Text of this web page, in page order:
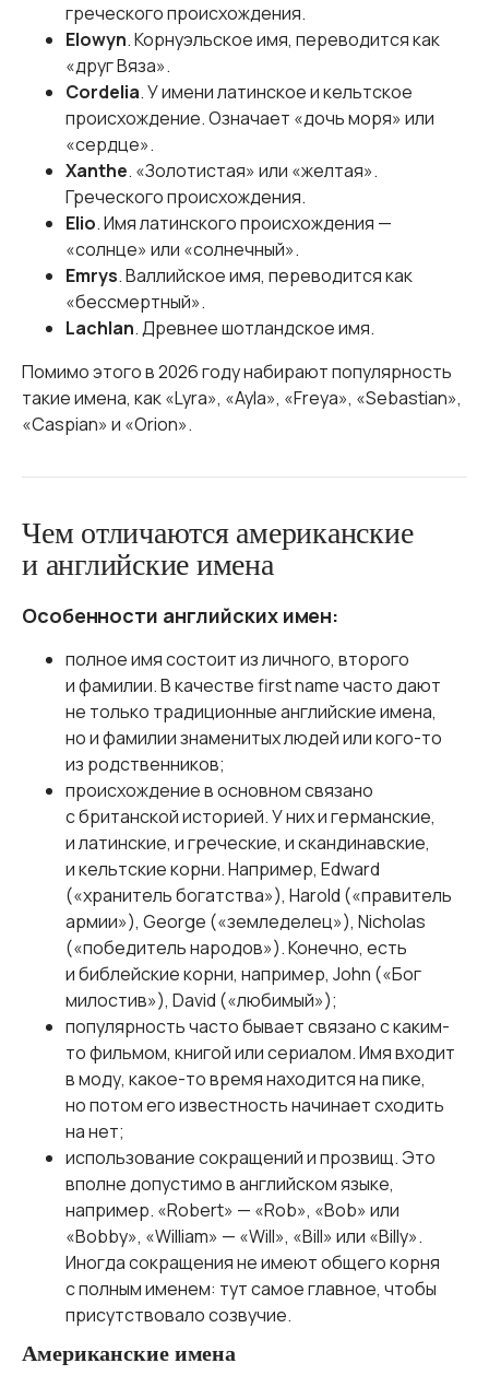
греческого происхождения.
Elowyn. Корнуэльское имя, переводится как
«друг Вяза».
Cordelia. У имени латинское и кельтское
происхождение. Означает «дочь моря» или
«сердце».
Xanthe. «Золотистая» или «желтая».
Греческого происхождения.
Elio. Имя латинского происхождения —
«солнце» или «солнечный».
Emrys. Валлийское имя, переводится как
«бессмертный».
Lachlan. Древнее шотландское имя.
Помимо этого в 2026 году набирают популярность
такие имена, как «Lyra», «Ayla», «Freya», «Sebastian»,
«Caspian» и «Orion».
Чем отличаются американские
и английские имена
Особенности английских имен:
полное имя состоит из личного, второго
и фамилии. В качестве first name часто дают
не только традиционные английские имена,
но и фамилии знаменитых людей или кого-то
из родственников;
происхождение в основном связано
с британской историей. У них и германские,
и латинские, и греческие, и скандинавские,
и кельтские корни. Например, Edward
(«хранитель богатства»), Harold («правитель
армии»), George («земледелец»), Nicholas
(«победитель народов»). Конечно, есть
и библейские корни, например, John («Бог
милостив»), David («любимый»);
популярность часто бывает связано с каким-
то фильмом, книгой или сериалом. Имя входит
в моду, какое-то время находится на пике,
но потом его известность начинает сходить
на нет;
использование сокращений и прозвищ. Это
вполне допустимо в английском языке,
например. «Robert» — «Rob», «Bob» или
«Bobby», «William» — «Will», «Bill» или «Billy».
Иногда сокращения не имеют общего корня
с полным именем: тут самое главное, чтобы
присутствовало созвучие.
Американские имена